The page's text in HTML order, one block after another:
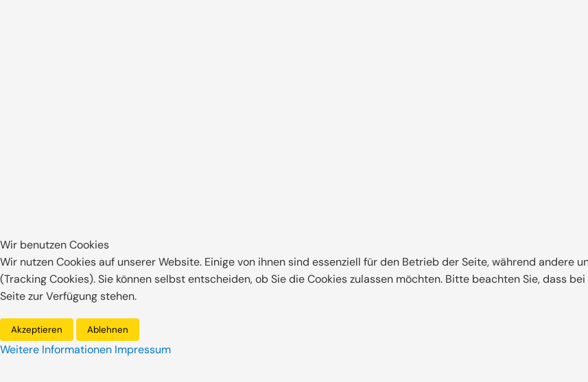
Überblick
Meine Raten
Wir benutzen Cookies
Wir nutzen Cookies auf unserer Website. Einige von ihnen sind essenziell für den Betrieb der Seite, während andere
(Tracking Cookies). Sie können selbst entscheiden, ob Sie die Cookies zulassen möchten. Bitte beachten Sie, dass
Seite zur Verfügung stehen.
Akzeptieren Ablehnen
Weitere Informationen Impressum